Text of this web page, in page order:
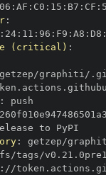
06 : AF : C0 : 15 : B7 : CF :
:
: 24: 11 : 96 : F9 : A8 : D8 :
(critical) :
graphiti/
:
: